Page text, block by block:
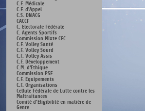
C.F. Médicale
C.F. d'Appel
C.S. DNACG
CACCF
C. Electorale Fédérale
C. Agents Sportifs
Commission Mixte CFC
C.F. Volley Santé
C.F. Volley Sourd
C.F. Volley Assis
C.F. Développement
C.M. d'Ethique
Commission PSF
C.F. Equipements
C.F. Organisations
Cellule Fédérale de Lutte contre les
Maltraitances
Comité d’Eligibilité en matière de
Genre